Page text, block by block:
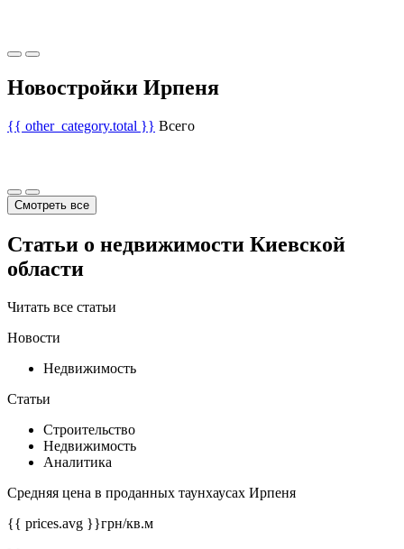
Новостройки Ирпеня
{{ other_category.total }} Всего
Смотреть все
Статьи о недвижимости Киевской
области
Читать все статьи
Новости
Недвижимость
Статьи
Строительство
Недвижимость
Аналитика
Средняя цена в проданных таунхаусах Ирпеня
{{ prices.avg }}грн/кв.м